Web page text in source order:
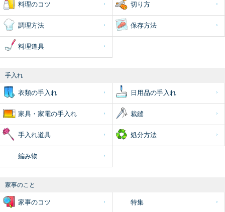
料理のコツ 切り方
調理方法 保存方法
料理道具
手入れ
衣類の手入れ 日用品の手入れ
家具・家電の手入れ 裁縫
手入れ道具 処分方法
編み物
家事のこと
家事のコツ 特集